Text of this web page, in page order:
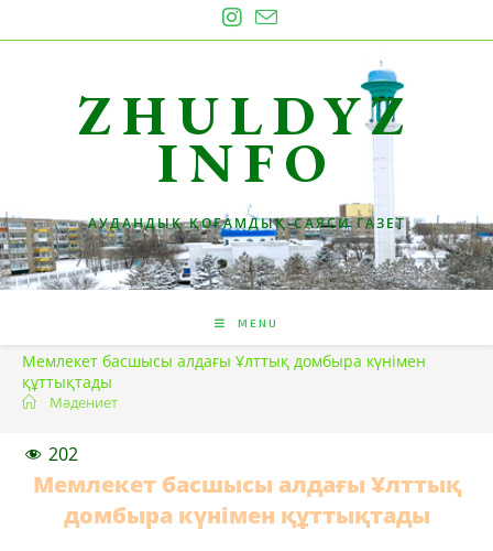
to
ZHULDYZ
INFO
АУДАНДЫҚ ҚОҒАМДЫҚ-САЯСИ ГАЗЕТ
MENU
Мемлекет басшысы алдағы Ұлттық домбыра күнімен
құттықтады
Мәдениет
202
Мемлекет басшысы алдағы Ұлттық
домбыра күнімен құттықтады